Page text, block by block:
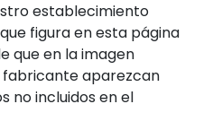
establecimiento
figura en esta página
que en la imagen
aparezcan
no incluidos en el